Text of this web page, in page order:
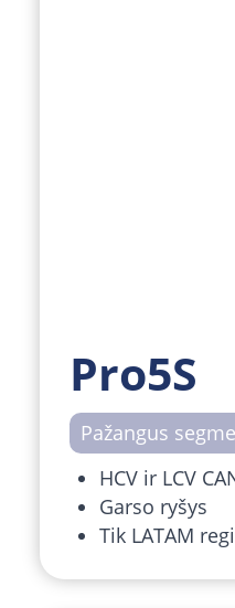
Pro5S
Pažangus
HCV ir LCV
Garso ryšys
Tik LATAM